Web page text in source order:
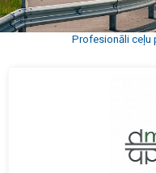
Profesionāli ceļu